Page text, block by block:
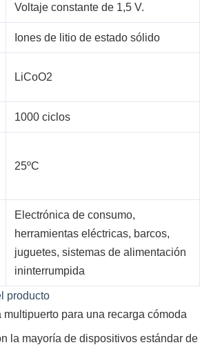
Voltaje constante de 1,5 V.
Iones de litio de estado sólido
LiCoO2
1000 ciclos
25ºC
Electrónica de consumo,
herramientas eléctricas, barcos,
juguetes, sistemas de alimentación
ininterrumpida
producto
multipuerto para una recarga cómoda
la mayoría de dispositivos estándar de